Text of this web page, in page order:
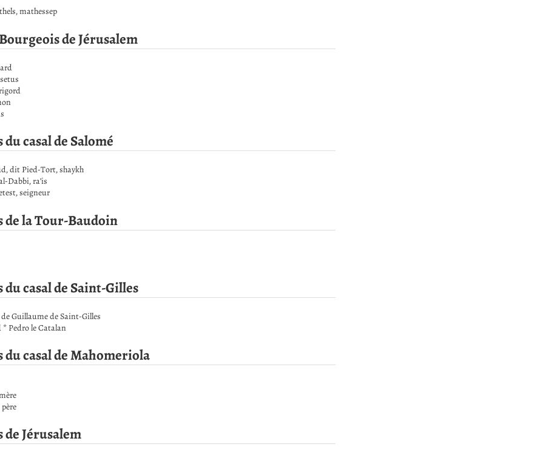
mathessep
de Jérusalem
casal de Salomé
dit Pied-Tort, shaykh
Dabbi, ra’is
seigneur
de la Tour-Baudoin
casal de Saint-Gilles
Guillaume de Saint-Gilles
Pedro le Catalan
casal de Mahomeriola
Jérusalem